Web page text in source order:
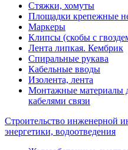
Стяжки, хомуты
Площадки крепежные
Маркеры
Клипсы (скобы с
Лента липкая. Кембрик
Спиральные рукава
Кабельные вводы
Изолента, лента
Монтажные материалы
кабелями связи
Строительство инженерной
энергетики, водоотведения